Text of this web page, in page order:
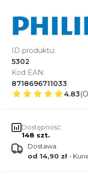
ID produktu:
5302
Kod EAN:
8718696711033
4.83
Dostępność:
148 szt.
Dostawa
od 14,90 zł- Kurier